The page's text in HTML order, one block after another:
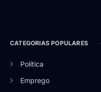
CATEGORIAS POPULARES
Política
Emprego